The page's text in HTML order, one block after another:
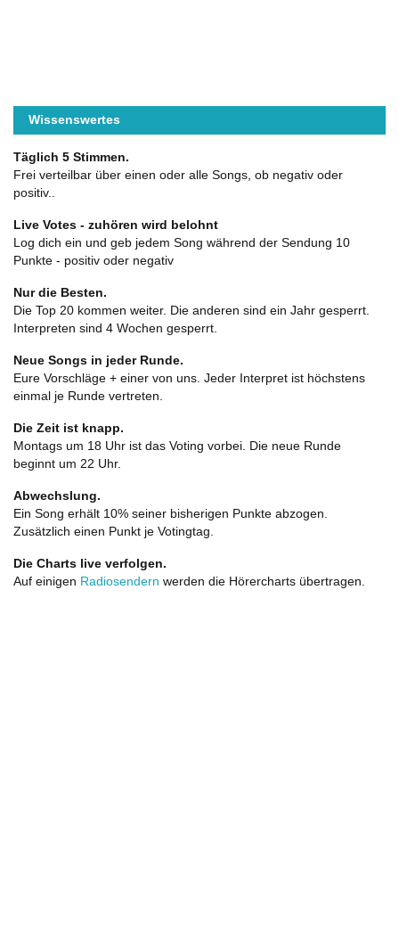
Wissenswertes
Täglich 5 Stimmen.
Frei verteilbar über einen oder alle Songs, ob negativ oder
positiv..
Live Votes - zuhören wird belohnt
Log dich ein und geb jedem Song während der Sendung 10
Punkte - positiv oder negativ
Nur die Besten.
Die Top 20 kommen weiter. Die anderen sind ein Jahr gesperrt.
Interpreten sind 4 Wochen gesperrt.
Neue Songs in jeder Runde.
Eure Vorschläge + einer von uns. Jeder Interpret ist höchstens
einmal je Runde vertreten.
Die Zeit ist knapp.
Montags um 18 Uhr ist das Voting vorbei. Die neue Runde
beginnt um 22 Uhr.
Abwechslung.
Ein Song erhält 10% seiner bisherigen Punkte abzogen.
Zusätzlich einen Punkt je Votingtag.
Die Charts live verfolgen.
Auf einigen Radiosendern werden die Hörercharts übertragen.